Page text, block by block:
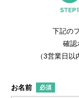
下記の
確認
（3営業日以
お名前